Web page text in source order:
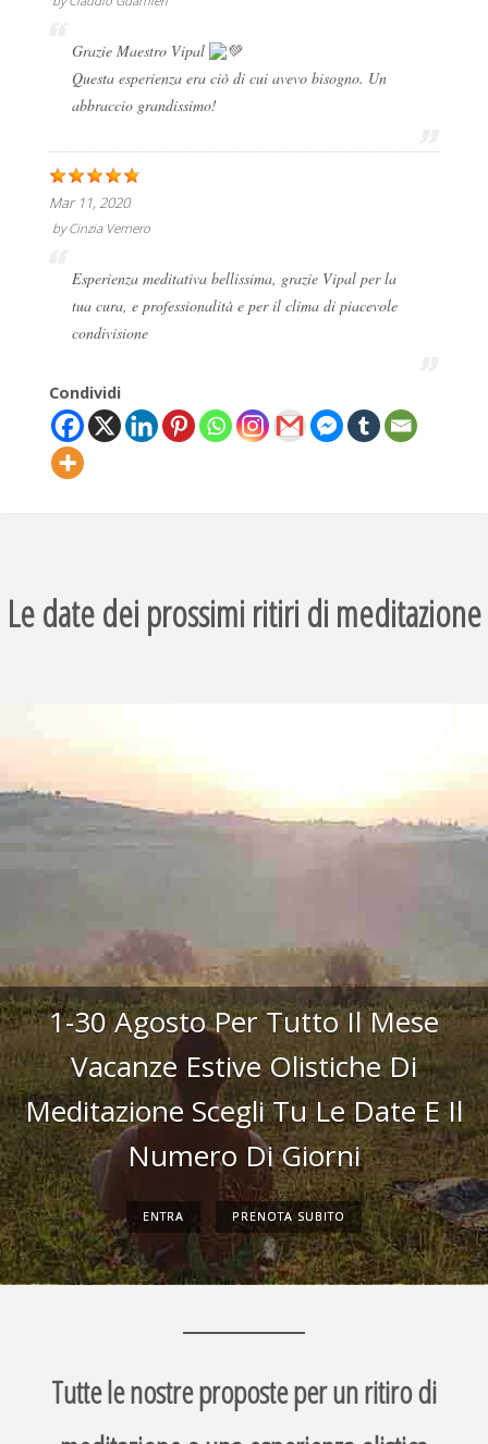
Grazie Maestro Vipal
Questa esperienza era ciò di cui avevo bisogno. Un
abbraccio grandissimo!
Mar 11, 2020
byCinzia Vernero
Esperienza meditativa bellissima, grazie Vipal per la
tua cura, e professionalità e per il clima di piacevole
condivisione
Condividi
Le date dei prossimi ritiri di meditazione
1-30 Agosto Per Tutto Il Mese
Vacanze Estive Olistiche Di
Meditazione Scegli Tu Le Date E Il
Numero Di Giorni
ENTRA PRENOTA SUBITO
Tutte le nostre proposte per un ritiro di